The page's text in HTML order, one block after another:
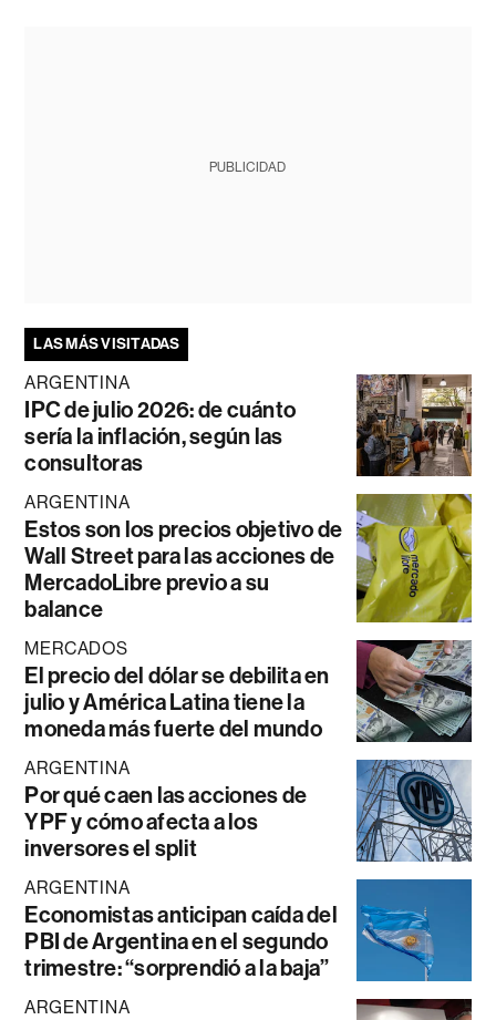
PUBLICIDAD
LAS MÁS VISITADAS
ARGENTINA
IPC de julio 2026: de cuánto
sería la inflación, según las
consultoras
ARGENTINA
Estos son los precios objetivo de
Wall Street para las acciones de
MercadoLibre previo a su
balance
MERCADOS
El precio del dólar se debilita en
julio y América Latina tiene la
moneda más fuerte del mundo
ARGENTINA
Por qué caen las acciones de
YPF y cómo afecta a los
inversores el split
ARGENTINA
Economistas anticipan caída del
PBI de Argentina en el segundo
trimestre: “sorprendió a la baja”
ARGENTINA